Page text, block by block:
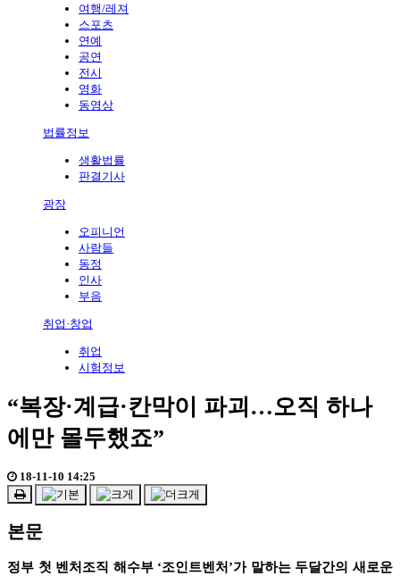
여행/레져
스포츠
연예
공연
전시
영화
동영상
법률정보
생활법률
판결기사
광장
오피니언
사람들
동정
인사
부음
취업·창업
취업
시험정보
“복장·계급·칸막이 파괴…오직 하나
에만 몰두했죠”
18-11-10 14:25
본문
정부 첫 벤처조직 해수부 ‘조인트벤처’가 말하는 두달간의 새로운